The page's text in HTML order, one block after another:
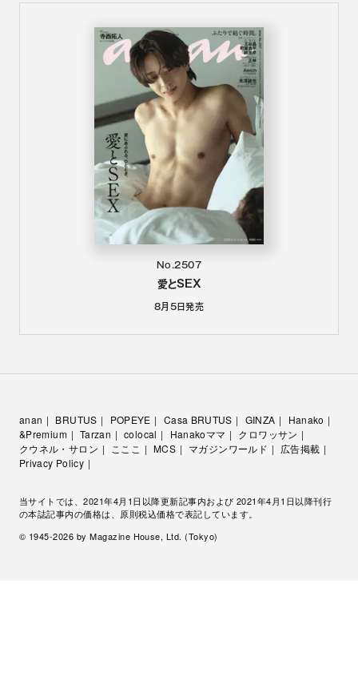
No.2507
愛とSEX
8月5日発売
anan BRUTUS POPEYE Casa BRUTUS GINZA
Hanako
&Premium
Tarzan colocal Hanakoママ
クロワッサン
クウネル・サロン
こここ MCS マガジンワールド
広告掲載
Privacy Policy
当サイトでは、2021年4月1日以降更新記事内および 2021年4月1日以降刊行
の本誌記事内の価格は、原則税込価格で表記しています。
© 1945-2026 by Magazine House, Ltd. (Tokyo)